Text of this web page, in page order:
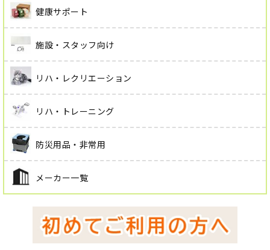
健康サポート
施設・スタッフ向け
リハ・レクリエーション
リハ・トレーニング
防災用品・非常用
メーカー一覧